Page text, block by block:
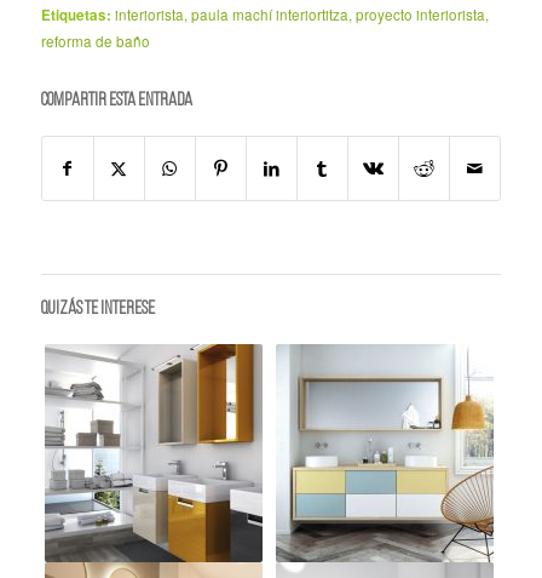
Etiquetas: interiorista,paula machí interiortitza,proyecto interiorista,
reforma de baño
Compartir esta entrada
Quizás te interese